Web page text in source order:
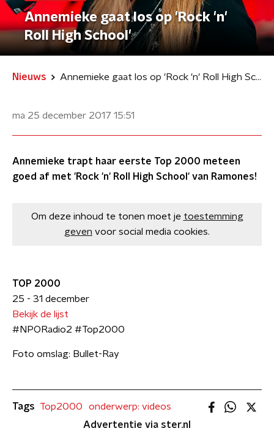
Annemieke gaat los op 'Rock 'n'
Roll High School'
Nieuws Annemieke gaat los op 'Rock 'n' Roll High School'
ma 25 december 2017 15:51
Annemieke trapt haar eerste Top 2000 meteen
goed af met 'Rock 'n' Roll High School' van Ramones!
Om deze inhoud te tonen moet je toestemming
geven voor social media cookies.
TOP 2000
25 - 31 december
Bekijk de lijst
#NPORadio2 #Top2000
Foto omslag: Bullet-Ray
Tags Top2000
onderwerp: videos
Advertentie via ster.nl